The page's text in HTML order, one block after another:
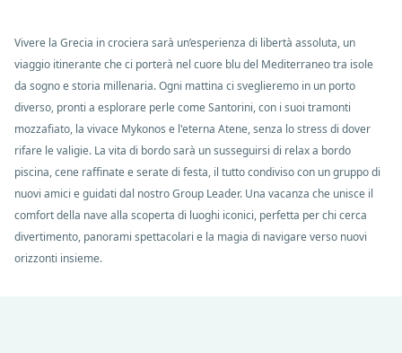
Vivere la Grecia in crociera sarà un’esperienza di libertà assoluta, un
viaggio itinerante che ci porterà nel cuore blu del Mediterraneo tra isole
da sogno e storia millenaria. Ogni mattina ci sveglieremo in un porto
diverso, pronti a esplorare perle come Santorini, con i suoi tramonti
mozzafiato, la vivace Mykonos e l'eterna Atene, senza lo stress di dover
rifare le valigie. La vita di bordo sarà un susseguirsi di relax a bordo
piscina, cene raffinate e serate di festa, il tutto condiviso con un gruppo di
nuovi amici e guidati dal nostro Group Leader. Una vacanza che unisce il
comfort della nave alla scoperta di luoghi iconici, perfetta per chi cerca
divertimento, panorami spettacolari e la magia di navigare verso nuovi
orizzonti insieme.